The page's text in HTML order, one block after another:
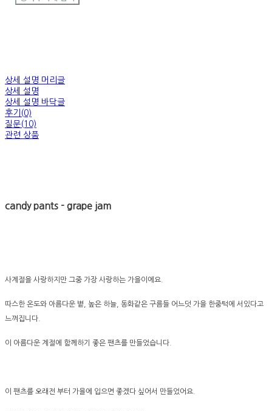
상세 설명 머리글
상세 설명
상세 설명 바닥글
후기(0)
질문(10)
관련 상품
candy pants - grape jam
사계절을 사랑하지만 그중 가장 사랑하는 가을이에요.
따스한 온도와 아름다운 볕, 높은 하늘, 동화같은 구름들 어느덧 가을 한중턱에 서있다고
느껴집니다.
이 아름다운 계절에 함께하기 좋은 팬츠를 만들었습니다.
이 팬츠를 오래전 부터 가을에 입으면 좋겠다 싶어서 만들었어요.